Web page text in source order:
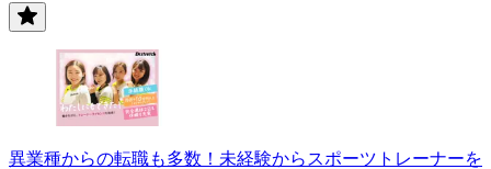
異業種からの転職も多数！未経験からスポーツトレーナーを